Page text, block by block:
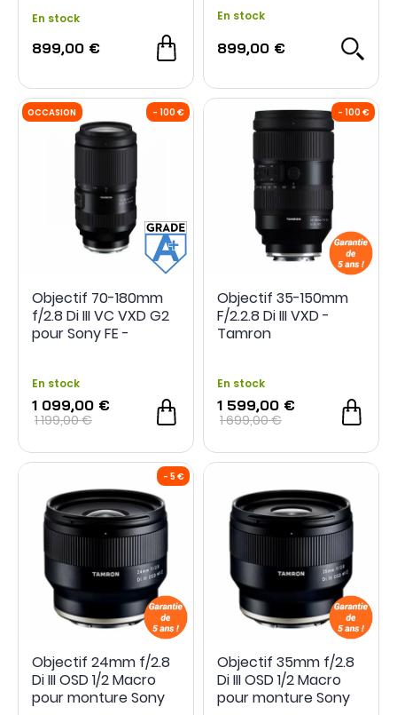
En stock
899,00 €
En stock
899,00 €
OCCASION - 100 €
Objectif 70-180mm
f/2.8 Di III VC VXD G2
pour Sony FE -
En stock
1 099,00 €
1 199,00 €
Objectif 35-150mm
F/2.2.8 Di III VXD -
Tamron
En stock
1 599,00 €
1 699,00 €
Objectif 24mm f/2.8
Di III OSD 1/2 Macro
pour monture Sony
Objectif 35mm f/2.8
Di III OSD 1/2 Macro
pour monture Sony